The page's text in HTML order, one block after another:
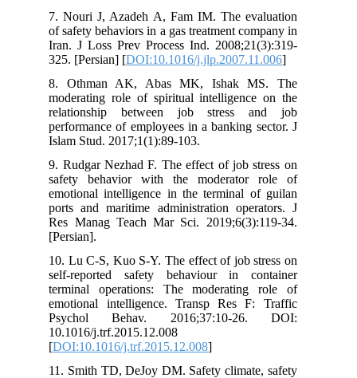
7. Nouri J, Azadeh A, Fam IM. The
of safety behaviors in a gas treatment
Iran. J Loss Prev Process Ind.
325. [Persian] [DOI:10.1016/
8. Othman AK, Abas MK, Ishak
moderating role of spiritual
relationship between job stress
performance of employees in a banking
Islam Stud. 2017;1(1):89-103.
9. Rudgar Nezhad F. The effect of job
safety behavior with the
emotional intelligence in the terminal
ports and maritime administration
Res Manag Teach Mar Sci.
10. Lu C-S, Kuo S-Y. The effect of job
self-reported safety behaviour in
terminal operations: The
emotional intelligence. Transp Res
Psychol Behav. 2016;37:10-
10.1016/j.trf.2015.12.008
[DOI:10.1016/j.trf.2015.12.008
11. Smith TD, DeJoy DM. Safety